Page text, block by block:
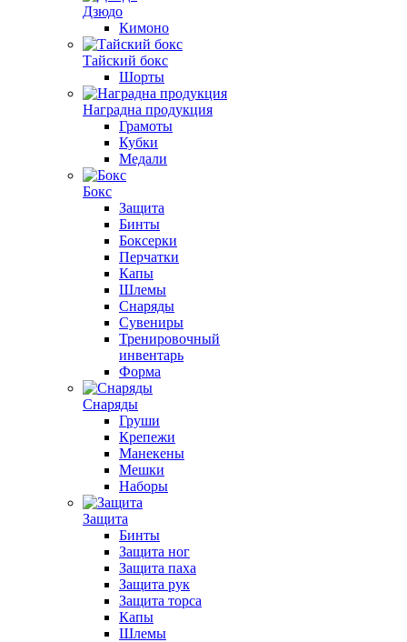
Дзюдо
Кимоно
Тайский бокс
Шорты
Наградна продукция
Грамоты
Кубки
Медали
Бокс
Защита
Бинты
Боксерки
Перчатки
Капы
Шлемы
Снаряды
Сувениры
Тренировочный
инвентарь
Форма
Снаряды
Груши
Крепежи
Манекены
Мешки
Наборы
Защита
Бинты
Защита ног
Защита паха
Защита рук
Защита торса
Капы
Шлемы